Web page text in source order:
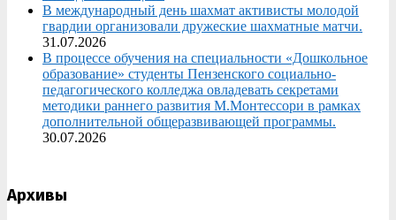
В международный день шахмат активисты молодой
гвардии организовали дружеские шахматные матчи.
31.07.2026
В процессе обучения на специальности «Дошкольное
образование» студенты Пензенского социально-
педагогического колледжа овладевать секретами
методики раннего развития М.Монтессори в рамках
дополнительной общеразвивающей программы.
30.07.2026
Архивы